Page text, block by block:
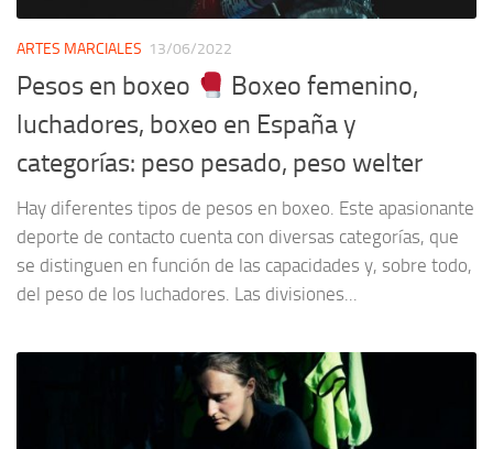
ARTES MARCIALES 13/06/2022
Pesos en boxeo
Boxeo femenino,
luchadores, boxeo en España y
categorías: peso pesado, peso welter
Hay diferentes tipos de pesos en boxeo. Este apasionante
deporte de contacto cuenta con diversas categorías, que
se distinguen en función de las capacidades y, sobre todo,
del peso de los luchadores. Las divisiones...